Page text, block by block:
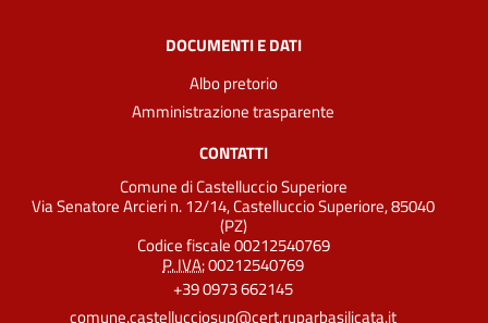
DOCUMENTI E DATI
Albo pretorio
Amministrazione trasparente
CONTATTI
Comune di Castelluccio Superiore
Via Senatore Arcieri n. 12/14, Castelluccio Superiore, 85040
(PZ)
Codice fiscale 00212540769
P. IVA:00212540769
+39 0973 662145
comune.castellucciosup@cert.ruparbasilicata.it